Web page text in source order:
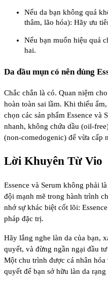
Nếu da bạn không quá
thâm, lão hóa): Hãy ưu
Nếu bạn muốn hiệu quả
hai.
Da dầu mụn có nên dùng
Chắc chắn là có. Quan niệm
hoàn toàn sai lầm. Khi thiếu
chọn các sản phẩm Essence và
nhanh, không chứa dầu (oil-
(non-comedogenic) để vừa cấp
Lời Khuyên Từ Vio
Essence và Serum không phải
đội mạnh mẽ trong hành trình
nhớ sự khác biệt cốt lõi:
pháp đặc trị.
Hãy lắng nghe làn da của bạn,
quyết, và đừng ngần ngại đầu
Một chu trình được cá nhân
quyết để bạn sở hữu làn da